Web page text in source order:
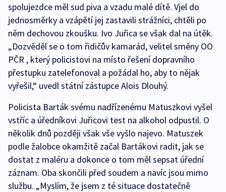
spolujezdce měl sud piva a vzadu malé dítě. Vjel do
jednosměrky a vzápětí jej zastavili strážníci, chtěli po
něm dechovou zkoušku. Ivo Juřica se však dal na útěk.
„Dozvěděl se o tom řidičův kamarád, velitel směny OO
PČR , který policistovi na místo řešení dopravního
přestupku zatelefonoval a požádal ho, aby to nějak
vyřešil,“ uvedl státní zástupce Alois Dlouhý.
Policista Barták svému nadřízenému Matuszkovi vyšel
vstříc a úředníkovi Juřicovi test na alkohol odpustil. O
několik dnů později však vše vyšlo najevo. Matuszek
podle žalobce okamžitě začal Bartákovi radit, jak se
dostat z maléru a dokonce o tom měl sepsat úřední
záznam. Oba skončili před soudem a navíc jsou mimo
službu. „Myslím, že jsem z té situace dostatečně